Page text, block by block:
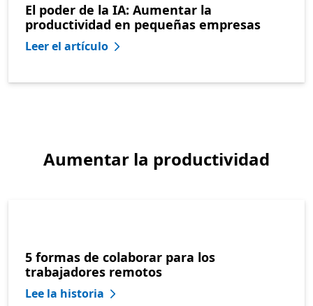
El poder de la IA: Aumentar la
productividad en pequeñas empresas
Leer el artículo
Aumentar la productividad
5 formas de colaborar para los
trabajadores remotos
Lee la historia